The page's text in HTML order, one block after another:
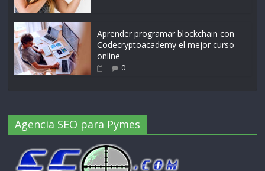
Aprender programar blockchain con
Codecryptoacademy el mejor curso
online
0
Agencia SEO para Pymes